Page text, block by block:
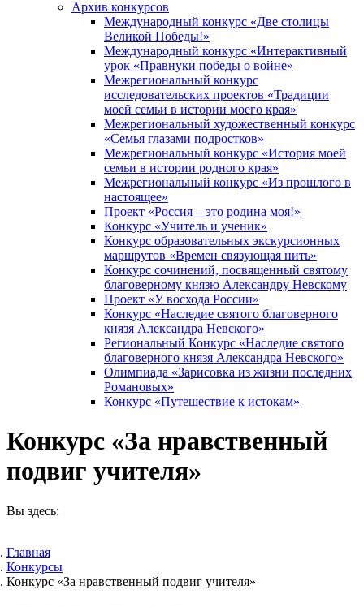
Архив конкурсов
Международный конкурс «Две столицы
Великой Победы!»
Международный конкурс «Интерактивный
урок «Правнуки победы о войне»
Межрегиональный конкурс
исследовательских проектов «Традиции
моей семьи в истории моего края»
Межрегиональный художественный конкурс
«Семья глазами подростков»
Межрегиональный конкурс «История моей
семьи в истории родного края»
Межрегиональный конкурс «Из прошлого в
настоящее»
Проект «Россия – это родина моя!»
Конкурс «Учитель и ученик»
Конкурс образовательных экскурсионных
маршрутов «Времен связующая нить»
Конкурс сочинений, посвященный святому
благоверному князю Александру Невскому
Проект «У восхода России»
Конкурс «Наследие святого благоверного
князя Александра Невского»
Региональный Конкурс «Наследие святого
благоверного князя Александра Невского»
Олимпиада «Зарисовка из жизни последних
Романовых»
Конкурс «Путешествие к истокам»
Конкурс «За нравственный
подвиг учителя»
Вы здесь:
Главная
Конкурсы
Конкурс «За нравственный подвиг учителя»